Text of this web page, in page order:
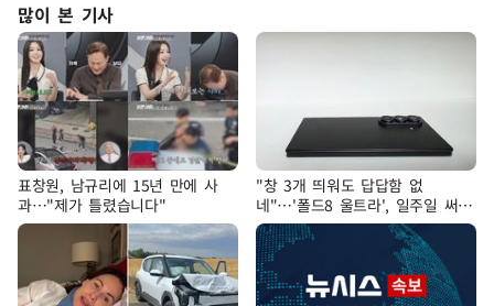
많이 본 기사
표창원, 남규리에 15년 만에 사
과…"제가 틀렸습니다"
"창 3개 띄워도 답답함 없
네"…'폴드8 울트라', 일주일 써보
니